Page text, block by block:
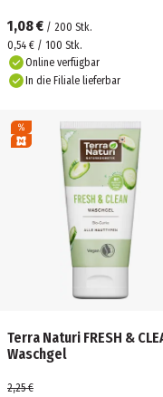
1,08 € / 200 Stk.
0,54 € / 100 Stk.
Online verfügbar
In die Filiale lieferbar
Terra Naturi FRESH &
Waschgel
2,25 €